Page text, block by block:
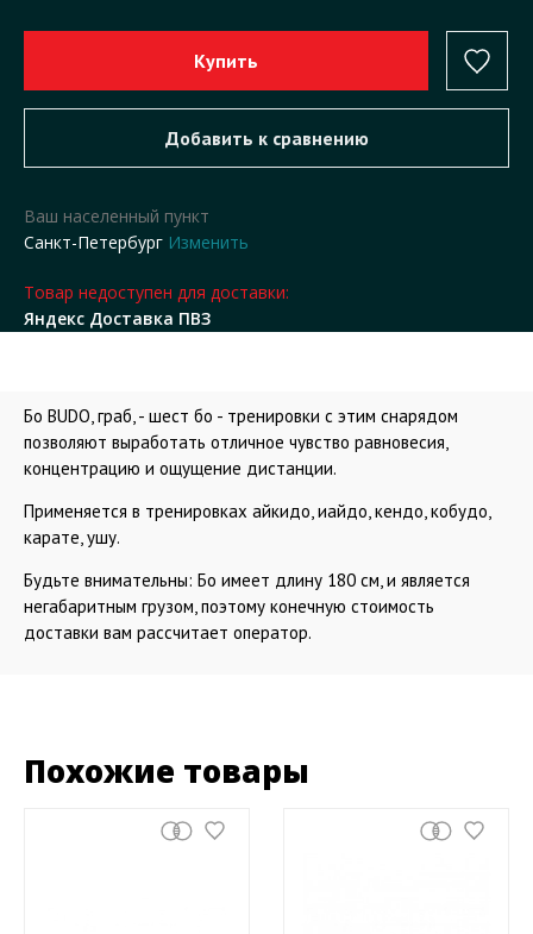
Ваш населенный пункт
Санкт-Петербург Изменить
Товар недоступен для доставки:
Яндекс Доставка ПВЗ
Бо BUDO, граб, - шест бо - тренировки с этим снарядом
позволяют выработать отличное чувство равновесия,
концентрацию и ощущение дистанции.
Применяется в тренировках айкидо, иайдо, кендо, кобудо,
карате, ушу.
Будьте внимательны: Бо имеет длину 180 см, и является
негабаритным грузом, поэтому конечную стоимость
доставки вам рассчитает оператор.
Похожие товары